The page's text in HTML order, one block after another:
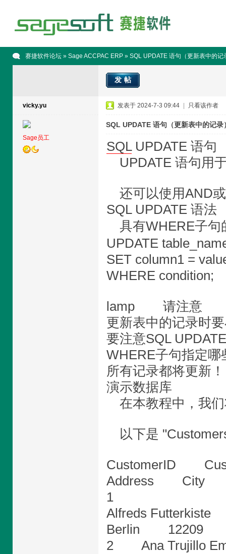
赛捷软件论坛» Sage ACCPAC ERP» SQL UPDATE 语句（更新表中的记
发帖
vicky.yu
Sage员工
发表于 2024-7-3 09:44 只看该作者
SQL UPDATE 语句（更新表中的记录
SQLUPDATE 语句
UPDATE 语句用
还可以使用
SQL UPDATE 语法
具有WHERE子句
UPDATE
SET column1 =
WHERE condition;
lamp 请注意
更新表中的记录时
要注意SQL
WHERE子句指定
所有记录都将更新！
演示数据库
在本教程中，我们
以下是
CustomerID
Address City
1
Alfreds
Berlin 12209
2 Ana Trujillo